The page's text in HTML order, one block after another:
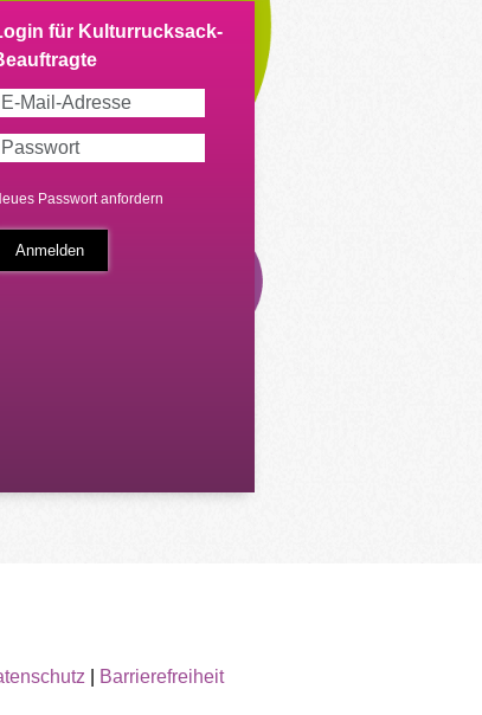
Passwort anfordern
Barrierefreiheit